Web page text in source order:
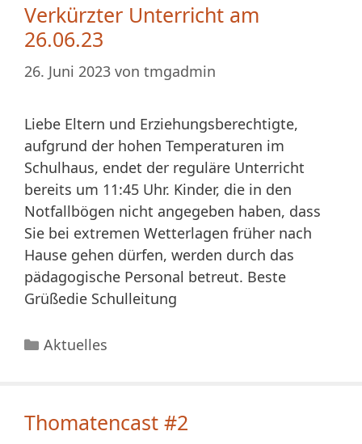
Verkürzter Unterricht am
26.06.23
26. Juni 2023 von tmgadmin
Liebe Eltern und Erziehungsberechtigte,
aufgrund der hohen Temperaturen im
Schulhaus, endet der reguläre Unterricht
bereits um 11:45 Uhr. Kinder, die in den
Notfallbögen nicht angegeben haben, dass
Sie bei extremen Wetterlagen früher nach
Hause gehen dürfen, werden durch das
pädagogische Personal betreut. Beste
Grüßedie Schulleitung
Kategorien
Aktuelles
Thomatencast #2